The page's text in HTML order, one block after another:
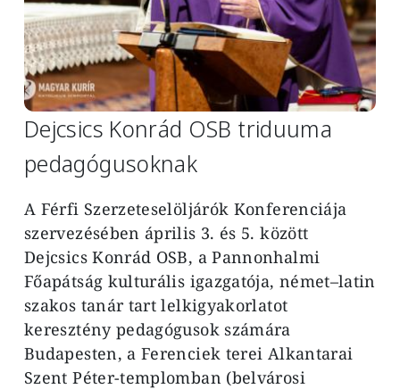
Dejcsics Konrád OSB triduuma
pedagógusoknak
A Férfi Szerzeteselöljárók Konferenciája
szervezésében április 3. és 5. között
Dejcsics Konrád OSB, a Pannonhalmi
Főapátság kulturális igazgatója, német–latin
szakos tanár tart lelkigyakorlatot
keresztény pedagógusok számára
Budapesten, a Ferenciek terei Alkantarai
Szent Péter-templomban (belvárosi